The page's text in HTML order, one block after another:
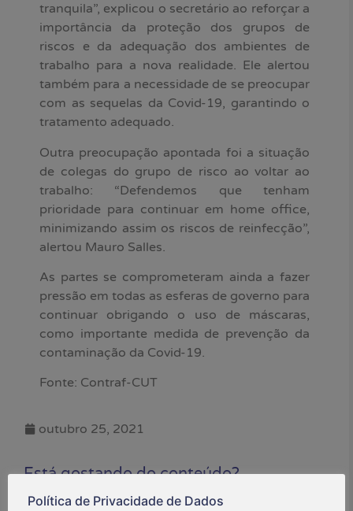
tranquila”, explicou o secretário ao reforçar a
importância da proteção dos grupos de
riscos e da adequação dos ambientes de
trabalho para a nova realidade. Ele alertou
também para a necessidade de se preocupar
com as sequelas da Covid-19, garantindo o
tratamento adequado.
Outra preocupação apontada foi a situação
de colegas do grupo de risco ao voltar ao
trabalho: “Defendemos que tenham
prioridade para continuar em home office,
minimizando assim os riscos de reinfecção”,
alertou Mauro Salles.
As partes se comprometeram ainda a fazer
pressão em todas as esferas de governo para
continuar obrigando o uso de máscaras,
como importante medida de prevenção da
contaminação da Covid-19.
Fonte: Contraf-CUT
outubro 25, 2021
Está gostando do conteúdo?
Política de Privacidade de Dados